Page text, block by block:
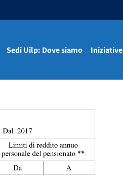
Sedi Uilp: Dove siamo Iniziative